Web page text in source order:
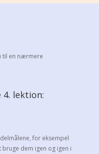
til en nærmere
4. lektion:
for eksempel
bruge dem igen og igen i